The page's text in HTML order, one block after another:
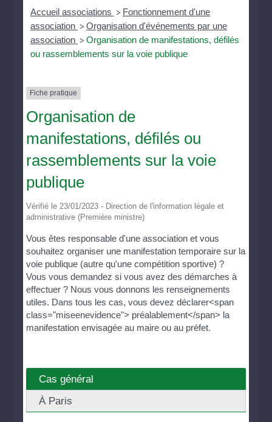
Accueil associations > Fonctionnement d'une
association > Organisation d'événements par une
association > Organisation de manifestations, défilés
ou rassemblements sur la voie publique
Fiche pratique
Organisation de
manifestations, défilés ou
rassemblements sur la voie
publique
Vérifié le 23/01/2023 - Direction de l'information légale et
administrative (Première ministre)
Vous êtes responsable d'une association et vous
souhaitez organiser une manifestation temporaire sur la
voie publique (autre qu'une compétition sportive) ?
Vous vous demandez si vous avez des démarches à
effectuer ? Nous vous donnons les renseignements
utiles. Dans tous les cas, vous devez déclarer<span
class="miseenevidence"> préalablement</span> la
manifestation envisagée au maire ou au préfet.
Cas général
À Paris